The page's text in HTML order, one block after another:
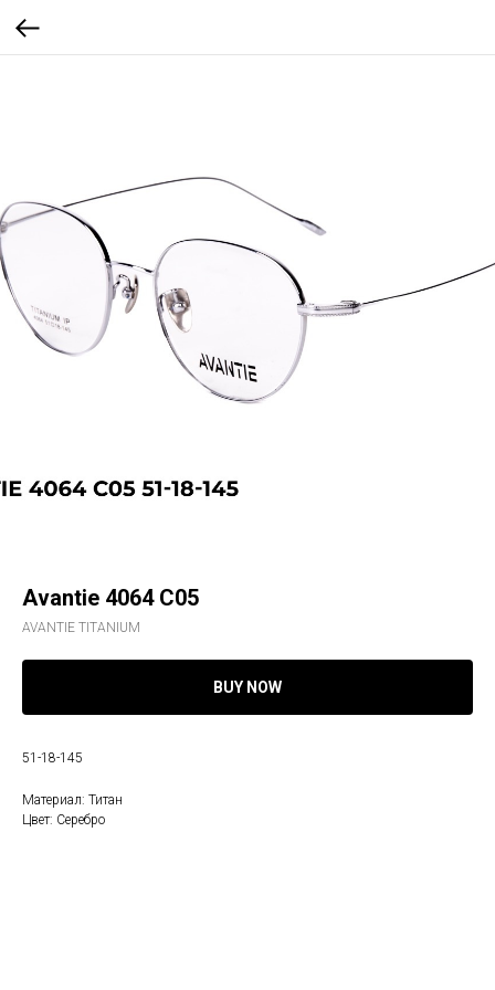
Avantie 4064 С05
AVANTIE TITANIUM
BUY NOW
51-18-145
Материал: Титан
Цвет: Серебро